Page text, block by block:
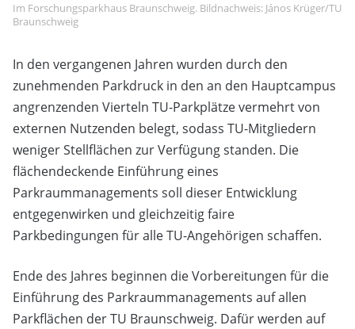
Im Forschungsparkhaus Braunschweig. Bildnachweis: János Krüger/TU
Braunschweig
In den vergangenen Jahren wurden durch den
zunehmenden Parkdruck in den an den Hauptcampus
angrenzenden Vierteln TU-Parkplätze vermehrt von
externen Nutzenden belegt, sodass TU-Mitgliedern
weniger Stellflächen zur Verfügung standen. Die
flächendeckende Einführung eines
Parkraummanagements soll dieser Entwicklung
entgegenwirken und gleichzeitig faire
Parkbedingungen für alle TU-Angehörigen schaffen.
Ende des Jahres beginnen die Vorbereitungen für die
Einführung des Parkraummanagements auf allen
Parkflächen der TU Braunschweig. Dafür werden auf